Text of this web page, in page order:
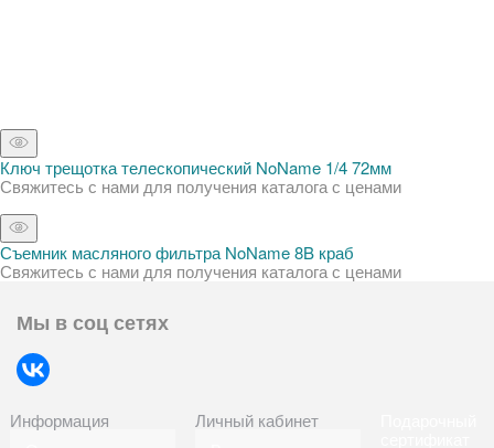
Ключ трещотка телескопический NoName 1/4 72мм
Свяжитесь с нами для получения каталога с ценами
Съемник масляного фильтра NoName 8B краб
Свяжитесь с нами для получения каталога с ценами
Мы в соц сетях
Информация
Личный кабинет